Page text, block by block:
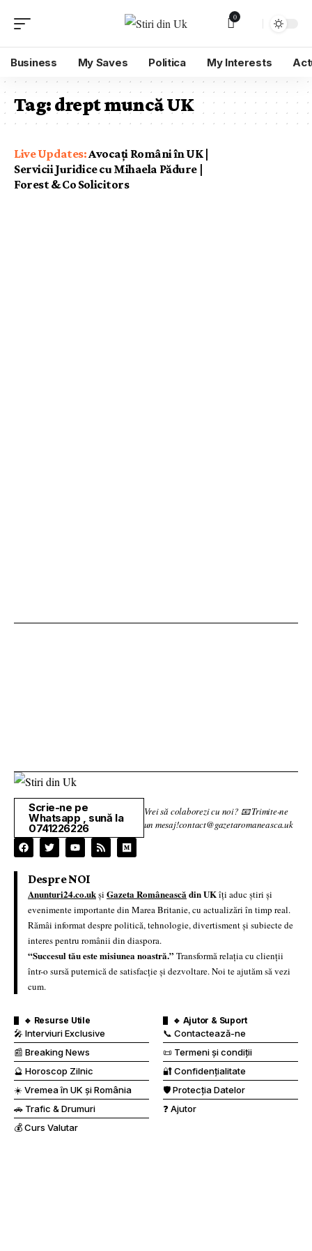
0
Business My Saves Politica My Interests
Tag:drept muncă UK
Avocați Români în UK |
Servicii Juridice cu Mihaela Pădure |
Forest & Co Solicitors
Scrie-ne pe
Whatsapp , sună la
0741226226
Vrei să colaborezi cu noi? 📧 Trimite-ne
un mesaj!contact@gazetaromaneasca.uk
Despre NOI
Anunturi24.co.ukși Gazeta Româneascădin UKîți aduc știri și
evenimente importante din Marea Britanie, cu actualizări în timp real.
Rămâi informat despre politică, tehnologie, divertisment și subiecte de
interes pentru românii din diaspora.
“Succesul tău este misiunea noastră.” Transformă relația cu clienții
într-o sursă puternică de satisfacție și dezvoltare. Noi te ajutăm să vezi
cum.
🔹 Resurse Utile
🎤 Interviuri Exclusive
📰 Breaking News
🔮 Horoscop Zilnic
☀️ Vremea în UK și România
🚗 Trafic & Drumuri
💰 Curs Valutar
🔹 Ajutor & Suport
📞 Contactează-ne
📜 Termeni și condiții
🔐 Confidențialitate
🛡️ Protecția Datelor
❓ Ajutor